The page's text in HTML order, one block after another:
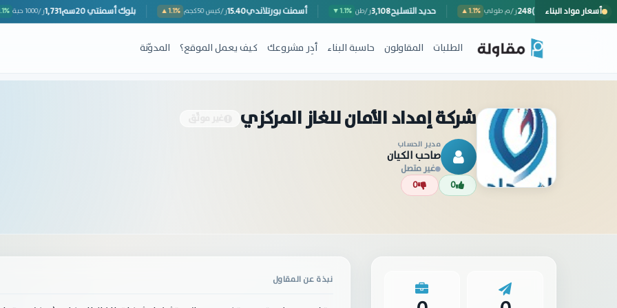
أسعار مواد البناء
سور خارجي (مع المصنعية)248ر/م طولي ▲1.1% حديد التسليح3,108ر/طن ▼1.1% أسمنت بورتلاندي15.40ر/كيس 50كجم ▲1.1% بلوك أسمنتي 20سم 1,731ر/1000 حبة
الطلبات المقاولون حاسبة البناء أدِر مشروعك كيف يعمل الموقع؟ المدوّنة
شركة إمداد الأمان للغاز المركزي
مدير الحساب
صاحب الكيان
غير متصل
0
0
نبذة عن المقاول